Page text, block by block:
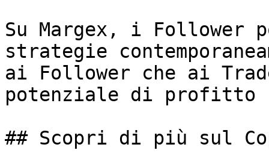
Su Margex, i Follower
strategie
ai Follower che ai
potenziale di profitto
## Scopri di più sul